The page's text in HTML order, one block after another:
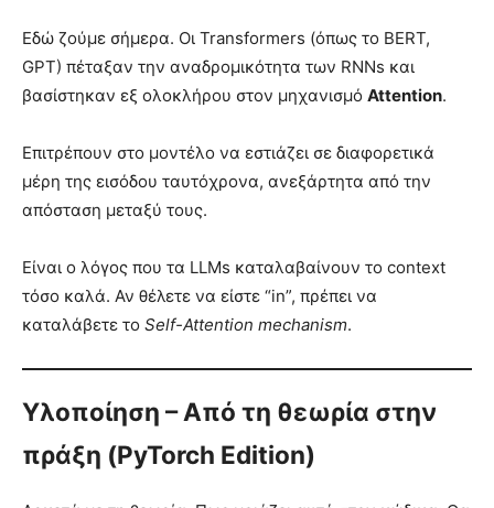
Εδώ ζούμε σήμερα. Οι Transformers (όπως το BERT,
GPT) πέταξαν την αναδρομικότητα των RNNs και
βασίστηκαν εξ ολοκλήρου στον μηχανισμό Attention.
Επιτρέπουν στο μοντέλο να εστιάζει σε διαφορετικά
μέρη της εισόδου ταυτόχρονα, ανεξάρτητα από την
απόσταση μεταξύ τους.
Είναι ο λόγος που τα LLMs καταλαβαίνουν το context
τόσο καλά. Αν θέλετε να είστε “in”, πρέπει να
καταλάβετε το Self-Attention mechanism.
Υλοποίηση – Από τη θεωρία στην
πράξη (PyTorch Edition)